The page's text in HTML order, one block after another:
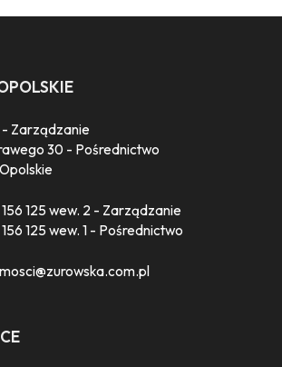
- Zarządzanie
30 - Pośrednictwo
125 wew. 2 - Zarządzanie
125 wew. 1 - Pośrednictwo